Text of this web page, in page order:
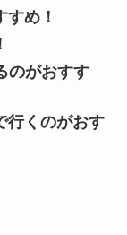
め！
のがおすす
行くのがおす